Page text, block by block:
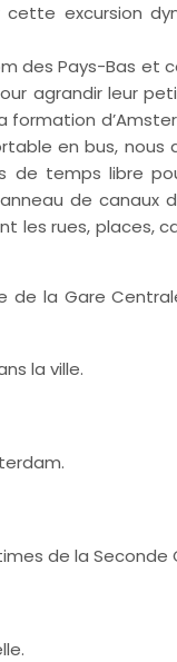
excursion
des Pays-Bas et
agrandir leur
en bus, nous
de temps libre
de canaux
les rues, places,
de la Gare
la ville.
de la Seconde